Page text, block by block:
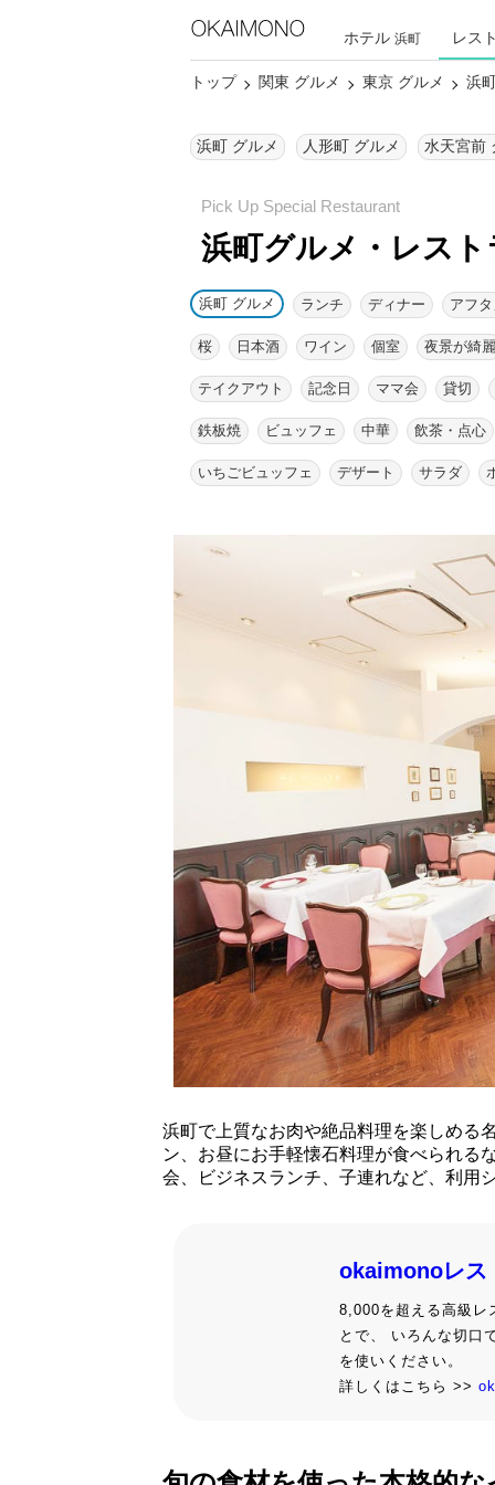
ホテル 浜町 レス
トップ 関東 グルメ 東京 グルメ 浜
浜町 グルメ 人形町 グルメ 水天宮前
浜町グルメ・レス
浜町 グルメ ランチ ディナー アフ
桜 日本酒 ワイン 個室 夜景が綺麗
テイクアウト 記念日 ママ会 貸切
鉄板焼 ビュッフェ 中華 飲茶・点心
いちごビュッフェ デザート サラダ
浜町で上質なお肉や絶品料理を楽しめる
ン、お昼にお手軽懐石料理が食べられる
会、ビジネスランチ、子連れなど、利用
okaimonoレス
8,000を超える高級レ
とで、 いろんな切口
を使いください。
詳しくはこちら >>